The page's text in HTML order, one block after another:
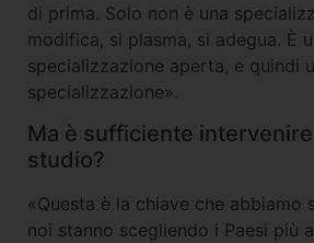
di prima. Solo non è una
modifica, si plasma, si adegua. È
specializzazione aperta, e quindi
specializzazione».
Ma è sufficiente
studio?
«Questa è la chiave che abbiamo
noi stanno scegliendo i Paesi più